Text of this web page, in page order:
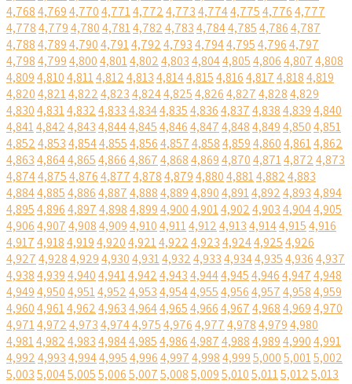
4,7684,7694,7704,7714,7724,7734,7744,7754,7764,777
4,7784,7794,7804,7814,7824,7834,7844,7854,7864,787
4,7884,7894,7904,7914,7924,7934,7944,7954,7964,797
4,7984,7994,8004,8014,8024,8034,8044,8054,8064,8074,808
4,8094,8104,8114,8124,8134,8144,8154,8164,8174,8184,819
4,8204,8214,8224,8234,8244,8254,8264,8274,8284,829
4,8304,8314,8324,8334,8344,8354,8364,8374,8384,8394,840
4,8414,8424,8434,8444,8454,8464,8474,8484,8494,8504,851
4,8524,8534,8544,8554,8564,8574,8584,8594,8604,8614,862
4,8634,8644,8654,8664,8674,8684,8694,8704,8714,8724,873
4,8744,8754,8764,8774,8784,8794,8804,8814,8824,883
4,8844,8854,8864,8874,8884,8894,8904,8914,8924,8934,894
4,8954,8964,8974,8984,8994,9004,9014,9024,9034,9044,905
4,9064,9074,9084,9094,9104,9114,9124,9134,9144,9154,916
4,9174,9184,9194,9204,9214,9224,9234,9244,9254,926
4,9274,9284,9294,9304,9314,9324,9334,9344,9354,9364,937
4,9384,9394,9404,9414,9424,9434,9444,9454,9464,9474,948
4,9494,9504,9514,9524,9534,9544,9554,9564,9574,9584,959
4,9604,9614,9624,9634,9644,9654,9664,9674,9684,9694,970
4,9714,9724,9734,9744,9754,9764,9774,9784,9794,980
4,9814,9824,9834,9844,9854,9864,9874,9884,9894,9904,991
4,9924,9934,9944,9954,9964,9974,9984,9995,0005,0015,002
5,0035,0045,0055,0065,0075,0085,0095,0105,0115,0125,013